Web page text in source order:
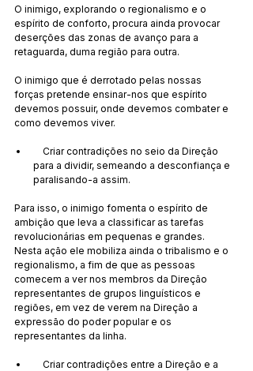
O inimigo, explorando o regionalismo e o
espírito de conforto, procura ainda provocar
deserções das zonas de avanço para a
retaguarda, duma região para outra.
O inimigo que é derrotado pelas nossas
forças pretende ensinar-nos que espírito
devemos possuir, onde devemos combater e
como devemos viver.
para a dividir, semeando a desconfiança e
paralisando-a assim.
Para isso, o inimigo fomenta o espírito de
ambição que leva a classificar as tarefas
revolucionárias em pequenas e grandes.
Nesta ação ele mobiliza ainda o tribalismo e o
regionalismo, a fim de que as pessoas
comecem a ver nos membros da Direção
representantes de grupos linguísticos e
regiões, em vez de verem na Direção a
expressão do poder popular e os
representantes da linha.